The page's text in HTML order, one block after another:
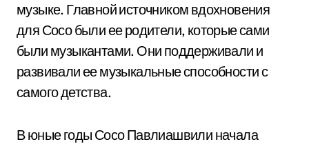
музыке. Главной источником вдохновения
для Сосо были ее родители, которые сами
были музыкантами. Они поддерживали и
развивали ее музыкальные способности с
самого детства.
В юные годы Сосо Павлиашвили начала